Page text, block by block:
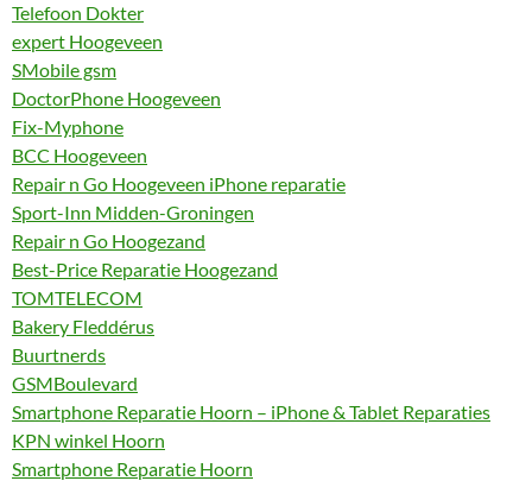
Telefoon Dokter
expert Hoogeveen
SMobile gsm
DoctorPhone Hoogeveen
Fix-Myphone
BCC Hoogeveen
Repair n Go Hoogeveen iPhone reparatie
Sport-Inn Midden-Groningen
Repair n Go Hoogezand
Best-Price Reparatie Hoogezand
TOMTELECOM
Bakery Fleddérus
Buurtnerds
GSMBoulevard
Smartphone Reparatie Hoorn – iPhone & Tablet Reparaties
KPN winkel Hoorn
Smartphone Reparatie Hoorn